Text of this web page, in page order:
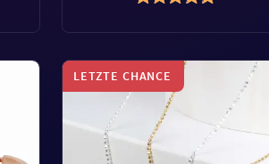
LETZTE CHANCE